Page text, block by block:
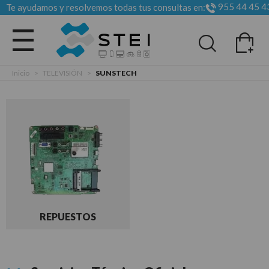
Te ayudamos y resolvemos todas tus consultas en: 955 44 45
Todas las categorias
Inicio > TELEVISIÓN > SUNSTECH
REPUESTOS